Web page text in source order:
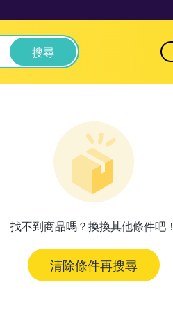
搜尋
找不到商品嗎？換換其他條件吧！
清除條件再搜尋